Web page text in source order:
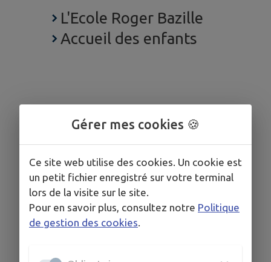
L'Ecole Roger Bazille
Accueil des enfants
Gérer mes cookies 🍪
Ce site web utilise des cookies. Un cookie est
un petit fichier enregistré sur votre terminal
lors de la visite sur le site.
Pour en savoir plus, consultez notre Politique
de gestion des cookies.